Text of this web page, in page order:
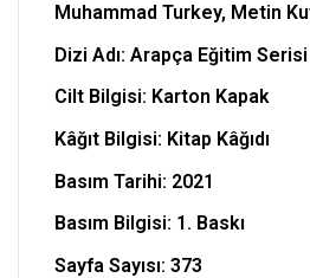
Muhammad Turkey, Metin
Dizi Adı: Arapça Eğitim Serisi
Cilt Bilgisi: Karton Kapak
Kâğıt Bilgisi: Kitap Kâğıdı
Basım Tarihi: 2021
Basım Bilgisi: 1. Baskı
Sayfa Sayısı: 373